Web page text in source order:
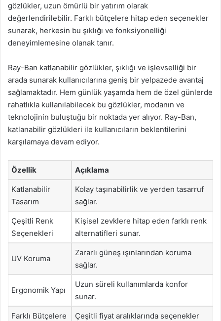
gözlükler, uzun ömürlü bir yatırım olarak
değerlendirilebilir. Farklı bütçelere hitap eden seçenekler
sunarak, herkesin bu şıklığı ve fonksiyonelliği
deneyimlemesine olanak tanır.
Ray-Ban katlanabilir gözlükler, şıklığı ve işlevselliği bir
arada sunarak kullanıcılarına geniş bir yelpazede avantaj
sağlamaktadır. Hem günlük yaşamda hem de özel günlerde
rahatlıkla kullanılabilecek bu gözlükler, modanın ve
teknolojinin buluştuğu bir noktada yer alıyor. Ray-Ban,
katlanabilir gözlükleri ile kullanıcıların beklentilerini
karşılamaya devam ediyor.
Özellik Açıklama
Katlanabilir
Tasarım
Kolay taşınabilirlik ve yerden tasarruf
sağlar.
Çeşitli Renk
Seçenekleri
Kişisel zevklere hitap eden farklı renk
alternatifleri sunar.
UV Koruma
Zararlı güneş ışınlarından koruma
sağlar.
Ergonomik Yapı
Uzun süreli kullanımlarda konfor
sunar.
Farklı Bütçelere
Çeşitli fiyat aralıklarında seçenekler